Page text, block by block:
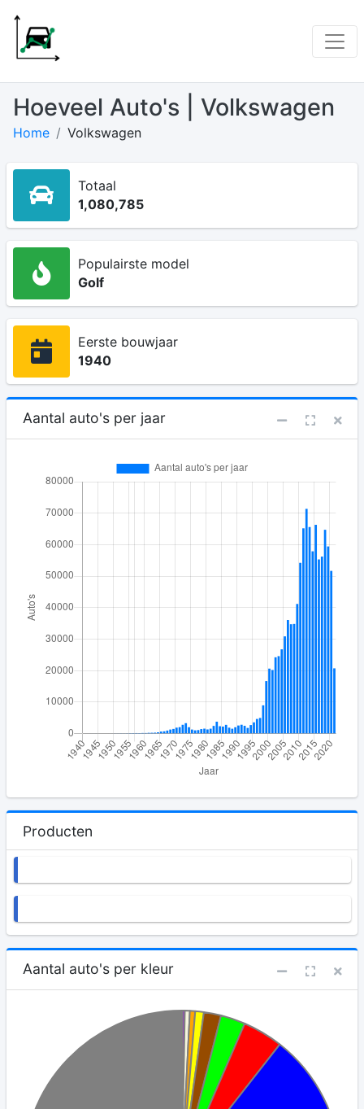
Hoeveel Auto's | Volkswagen
Home Volkswagen
Totaal
1,080,785
Populairste model
Golf
Eerste bouwjaar
1940
Aantal auto's per jaar
Producten
Aantal auto's per kleur